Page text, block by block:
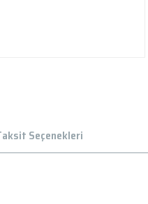
Seçenekleri